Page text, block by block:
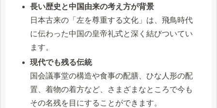
長い歴史と中国由来の考え方が背景
日本古来の「左を尊重する文化」は、飛鳥時代
に伝わった中国の皇帝礼式と深く結びついてい
ます。
現代でも残る伝統
国会議事堂の構造や食事の配膳、ひな人形の配
置、着物の着方など、さまざまなところで今も
その名残を目にすることができます。